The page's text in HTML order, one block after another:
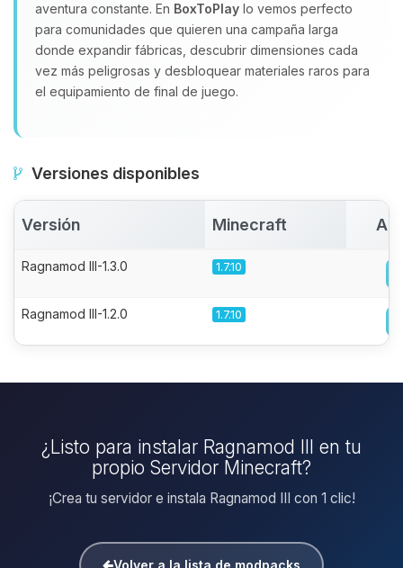
aventura constante. En BoxToPlay lo vemos perfecto
para comunidades que quieren una campaña larga
donde expandir fábricas, descubrir dimensiones cada
vez más peligrosas y desbloquear materiales raros para
el equipamiento de final de juego.
Versiones disponibles
Versión Minecraft
Ragnamod III-1.3.0 1.7.10
Ragnamod III-1.2.0 1.7.10
¿Listo para instalar Ragnamod III en tu
propio Servidor Minecraft?
¡Crea tu servidor e instala Ragnamod III con 1 clic!
Volver a la lista de modpacks